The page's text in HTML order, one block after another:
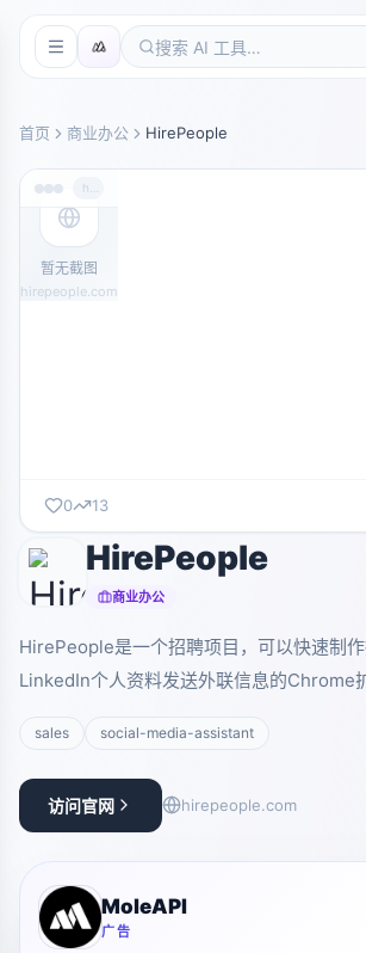
首页 商业办公 HirePeople
暂无截图
hirepeople.com
0 13
HirePeople
商业办公
HirePeople是一个招聘项目，可以快速制
LinkedIn个人资料发送外联信息的Chrome
sales social-media-assistant
访问官网 hirepeople.com
MoleAPI
广告